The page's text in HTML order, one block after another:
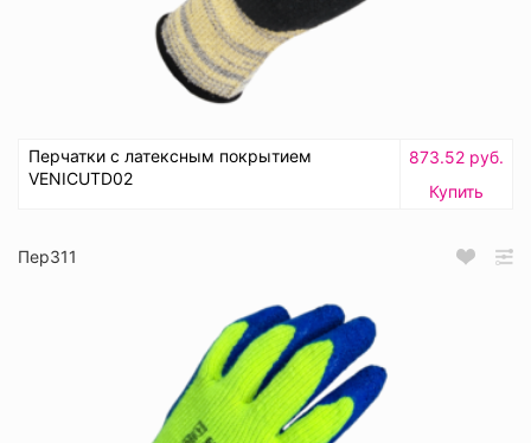
Перчатки с латексным покрытием
VENICUTD02
873.52 руб.
Купить
Пер311